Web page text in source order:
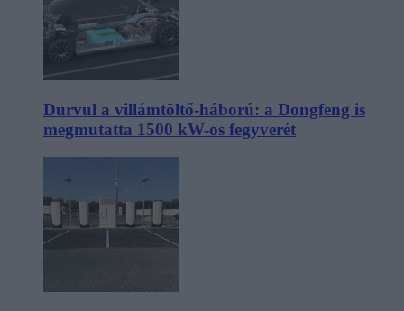
Durvul a villámtöltő-háború: a Dongfeng is
megmutatta 1500 kW-os fegyverét